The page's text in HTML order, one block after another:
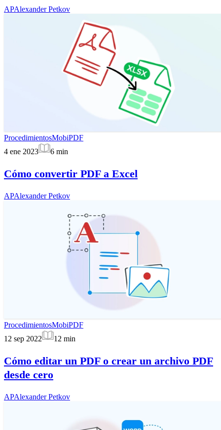
APAlexander Petkov
ProcedimientosMobiPDF
4 ene 2023
6 min
Cómo convertir PDF a Excel
APAlexander Petkov
ProcedimientosMobiPDF
12 sep 2022
12 min
Cómo editar un PDF o crear un archivo PDF
desde cero
APAlexander Petkov